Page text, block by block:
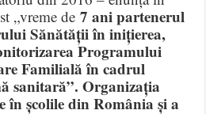
„vreme de7 ani partenerul
Sănătății în inițierea,
Programului
Familială în cadrul
sanitară”. Organizația
în școlile din România și a